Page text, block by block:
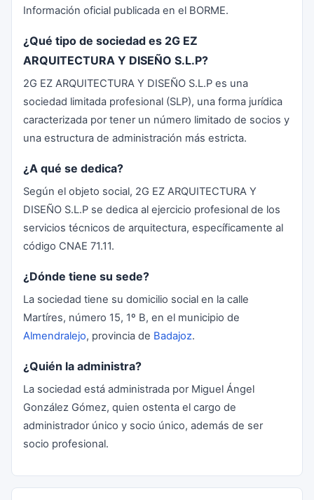
Información oficial publicada en el BORME.
¿Qué tipo de sociedad es 2G EZ
ARQUITECTURA Y DISEÑO S.L.P?
2G EZ ARQUITECTURA Y DISEÑO S.L.P es una
sociedad limitada profesional (SLP), una forma jurídica
caracterizada por tener un número limitado de socios y
una estructura de administración más estricta.
¿A qué se dedica?
Según el objeto social, 2G EZ ARQUITECTURA Y
DISEÑO S.L.P se dedica al ejercicio profesional de los
servicios técnicos de arquitectura, específicamente al
código CNAE 71.11.
¿Dónde tiene su sede?
La sociedad tiene su domicilio social en la calle
Martíres, número 15, 1º B, en el municipio de
Almendralejo, provincia de Badajoz.
¿Quién la administra?
La sociedad está administrada por Miguel Ángel
González Gómez, quien ostenta el cargo de
administrador único y socio único, además de ser
socio profesional.